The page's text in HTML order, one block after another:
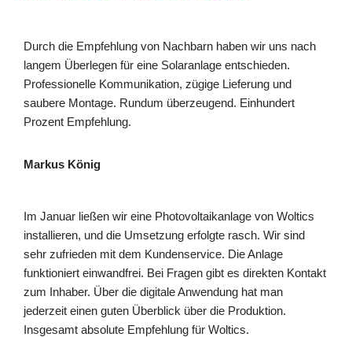
Durch die Empfehlung von Nachbarn haben wir uns nach
langem Überlegen für eine Solaranlage entschieden.
Professionelle Kommunikation, zügige Lieferung und
saubere Montage. Rundum überzeugend. Einhundert
Prozent Empfehlung.
Markus König
Im Januar ließen wir eine Photovoltaikanlage von Woltics
installieren, und die Umsetzung erfolgte rasch. Wir sind
sehr zufrieden mit dem Kundenservice. Die Anlage
funktioniert einwandfrei. Bei Fragen gibt es direkten Kontakt
zum Inhaber. Über die digitale Anwendung hat man
jederzeit einen guten Überblick über die Produktion.
Insgesamt absolute Empfehlung für Woltics.